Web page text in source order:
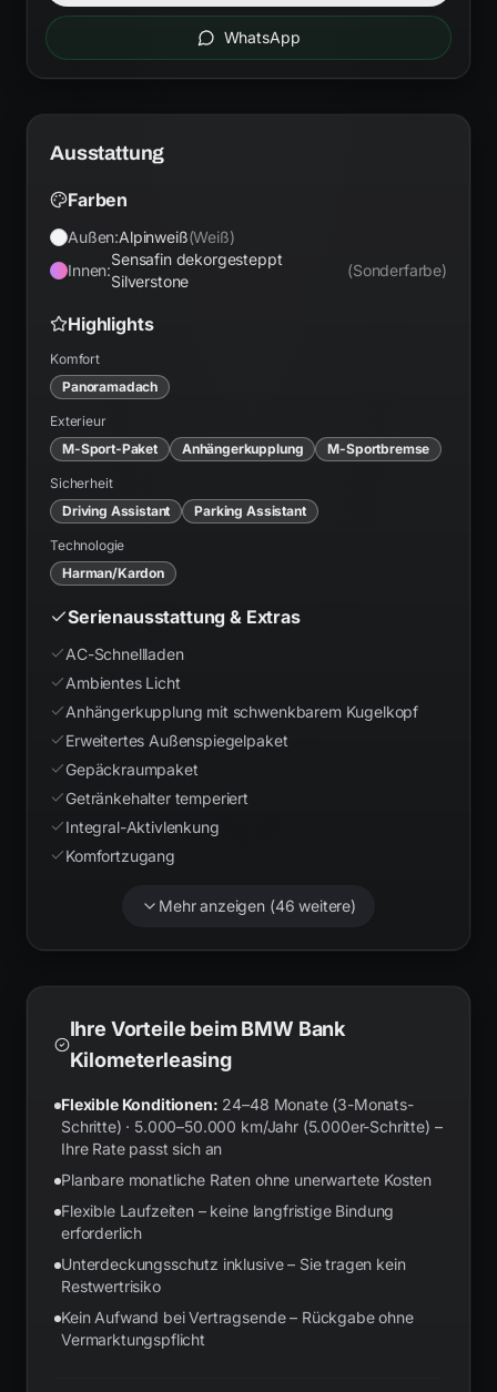
WhatsApp
Ausstattung
Farben
Außen:Alpinweiß(Weiß)
Innen:
Sensafin dekorgesteppt
Silverstone
(Sonderfarbe)
Highlights
Komfort
Panoramadach
Exterieur
M-Sport-Paket
Anhängerkupplung M-Sportbremse
Sicherheit
Driving Assistant
Parking Assistant
Technologie
Harman/Kardon
Serienausstattung & Extras
AC-Schnellladen
Ambientes Licht
Anhängerkupplung mit schwenkbarem Kugelkopf
Erweitertes Außenspiegelpaket
Gepäckraumpaket
Getränkehalter temperiert
Integral-Aktivlenkung
Komfortzugang
Mehr anzeigen (46 weitere)
Ihre Vorteile beim BMW Bank
Kilometerleasing
Flexible Konditionen: 24–48 Monate (3-Monats-
Schritte) · 5.000–50.000 km/Jahr (5.000er-Schritte) –
Ihre Rate passt sich an
Planbare monatliche Raten ohne unerwartete Kosten
Flexible Laufzeiten – keine langfristige Bindung
erforderlich
Unterdeckungsschutz inklusive – Sie tragen kein
Restwertrisiko
Kein Aufwand bei Vertragsende – Rückgabe ohne
Vermarktungspflicht